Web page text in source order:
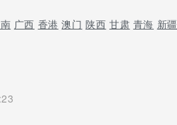
广西 香港 澳门 陕西 甘肃 青海 新疆